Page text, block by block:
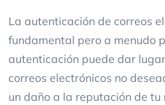
La autenticación de correos
fundamental pero a menudo
autenticación puede dar
correos electrónicos no
un daño a la reputación de tu